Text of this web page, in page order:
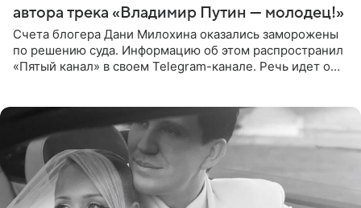
автора трека «Владимир Путин — молодец!»
Счета блогера Дани Милохина оказались заморожены
по решению суда. Информацию об этом распространил
«Пятый канал» в своем Telegram-канале. Речь идет о